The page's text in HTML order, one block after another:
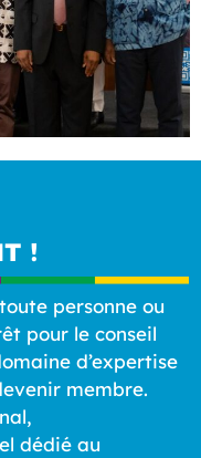
!
personne ou
pour le conseil
d’expertise
membre.
dédié au